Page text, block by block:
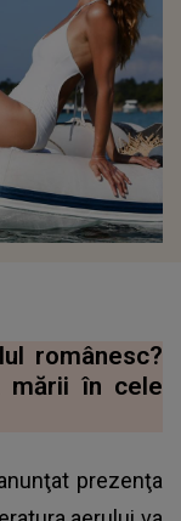
românesc?
mării în cele
prezenţa